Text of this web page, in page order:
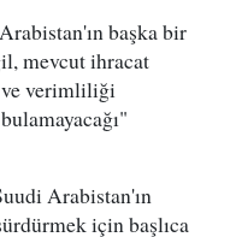
başka bir
mevcut ihracat
ve verimliliği
Arabistan'ın
için başlıca